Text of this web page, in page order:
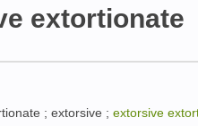
extortionate
; extorsive ; extorsive